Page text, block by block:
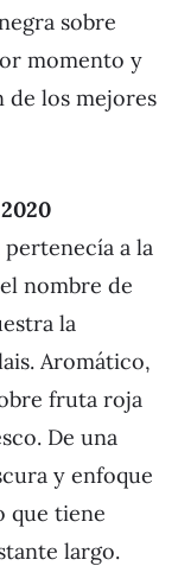
sobre
momento y
de los mejores
a la
nombre de
la
Aromático,
fruta roja
De una
y enfoque
que tiene
largo.